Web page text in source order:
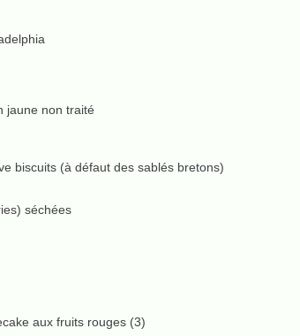
jaune non traité
biscuits (à défaut des sablés bretons)
séchées